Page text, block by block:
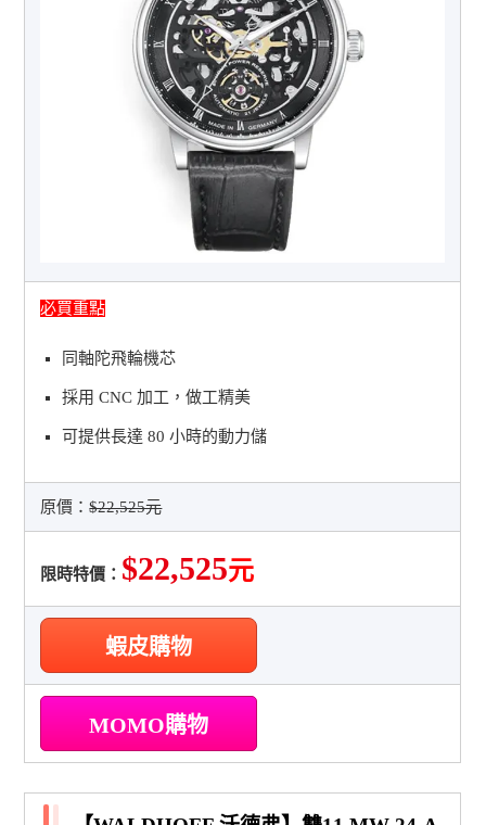
必買重點
同軸陀飛輪機芯
採用 CNC 加工，做工精美
可提供長達 80 小時的動力儲
原價：$22,525元
限時特價： $22,525元
蝦皮購物
MOMO購物